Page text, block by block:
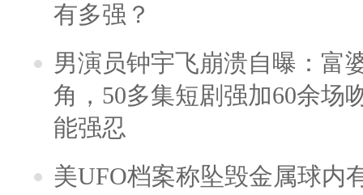
有多强？
男演员钟宇飞崩溃自曝：富
角，50多集短剧强加60余场
能强忍
美UFO档案称坠毁金属球内